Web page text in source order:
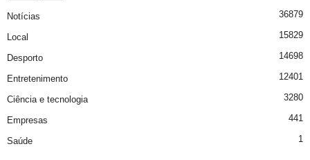
Notícias 36879
Local 15829
Desporto 14698
Entretenimento 12401
Ciência e tecnologia 3280
Empresas 441
Saúde 1